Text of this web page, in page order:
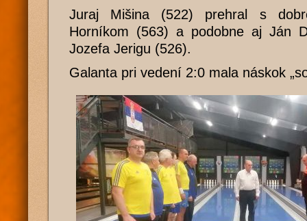
Juraj Mišina (522) prehral s
Horníkom (563) a podobne aj Ján
Jozefa Jerigu (526).
Galanta pri vedení 2:0 mala náskok